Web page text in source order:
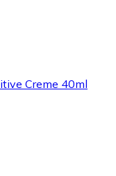
Creme 40ml